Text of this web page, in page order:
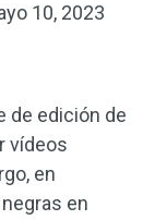
10, 2023
de edición de
vídeos
en
en